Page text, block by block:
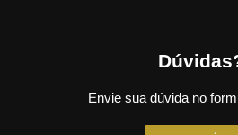
Envie sua dúvida no